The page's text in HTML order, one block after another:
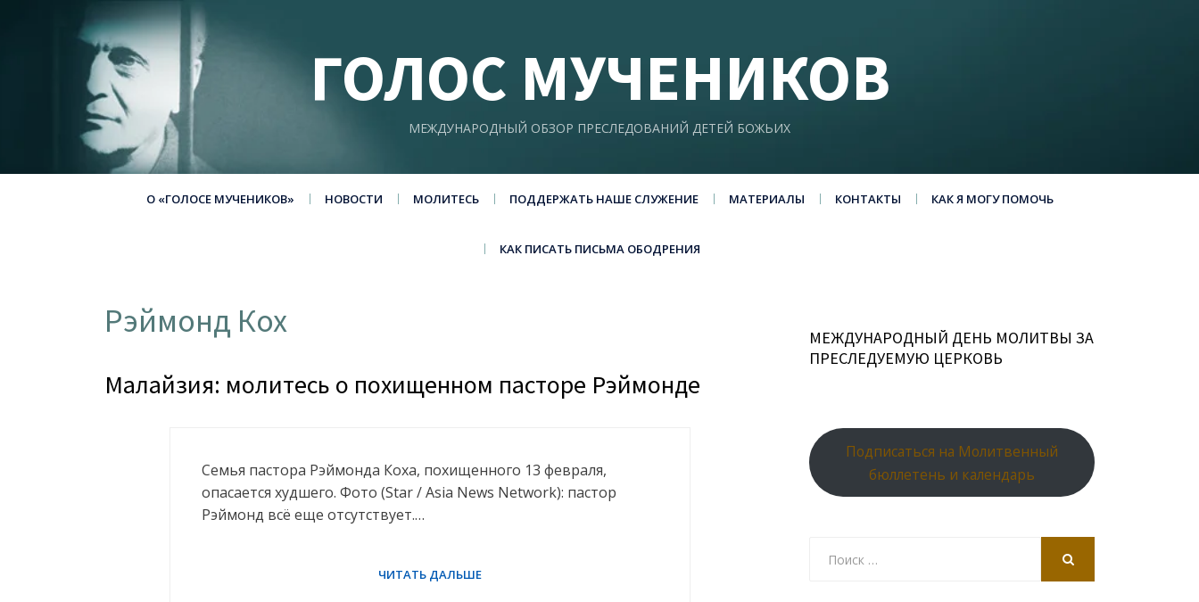
ГОЛОС МУЧЕНИКОВ
МЕЖДУНАРОДНЫЙ ОБЗОР ПРЕСЛЕДОВАНИЙ ДЕТЕЙ БОЖЬИХ
О «ГОЛОСЕ МУЧЕНИКОВ» НОВОСТИ МОЛИТЕСЬ ПОДДЕРЖАТЬ НАШЕ СЛУЖЕНИЕ МАТЕРИАЛЫ КОНТАКТЫ КАК Я МОГУ ПОМОЧЬ
КАК ПИСАТЬ ПИСЬМА ОБОДРЕНИЯ
Рэймонд Кох
Малайзия: молитесь о похищенном пасторе Рэймонде
Семья пастора Рэймонда Коха, похищенного 13 февраля,
опасается худшего. Фото (Star / Asia News Network): пастор
Рэймонд всё еще отсутствует.…
МЕЖДУНАРОДНЫЙ ДЕНЬ МОЛИТВЫ ЗА
ПРЕСЛЕДУЕМУЮ ЦЕРКОВЬ
Подписаться на Молитвенный
бюллетень и календарь